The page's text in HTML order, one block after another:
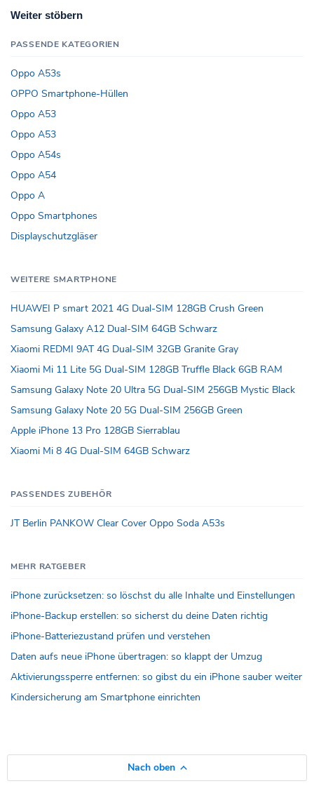
Weiter stöbern
PASSENDE KATEGORIEN
Oppo A53s
OPPO Smartphone-Hüllen
Oppo A53
Oppo A53
Oppo A54s
Oppo A54
Oppo A
Oppo Smartphones
Displayschutzgläser
WEITERE SMARTPHONE
HUAWEI P smart 2021 4G Dual-SIM 128GB Crush Green
Samsung Galaxy A12 Dual-SIM 64GB Schwarz
Xiaomi REDMI 9AT 4G Dual-SIM 32GB Granite Gray
Xiaomi Mi 11 Lite 5G Dual-SIM 128GB Truffle Black 6GB RAM
Samsung Galaxy Note 20 Ultra 5G Dual-SIM 256GB Mystic Black
Samsung Galaxy Note 20 5G Dual-SIM 256GB Green
Apple iPhone 13 Pro 128GB Sierrablau
Xiaomi Mi 8 4G Dual-SIM 64GB Schwarz
PASSENDES ZUBEHÖR
JT Berlin PANKOW Clear Cover Oppo Soda A53s
MEHR RATGEBER
iPhone zurücksetzen: so löschst du alle Inhalte und Einstellungen
iPhone-Backup erstellen: so sicherst du deine Daten richtig
iPhone-Batteriezustand prüfen und verstehen
Daten aufs neue iPhone übertragen: so klappt der Umzug
Aktivierungssperre entfernen: so gibst du ein iPhone sauber weiter
Kindersicherung am Smartphone einrichten
Nach oben